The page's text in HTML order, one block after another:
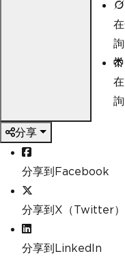
分享
分享到Facebook
分享到X（Twitter）
分享到LinkedIn